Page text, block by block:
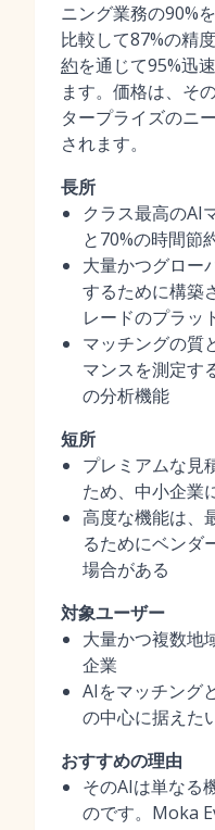
ニング業務の90%
比較して87%の精度
約を通じて95%迅
ます。価格は、そ
タープライズのニ
されます。
長所
クラス最高のAI
と70%の時間節
大量かつグロー
するために構築
レードのプラッ
マッチングの質
マンスを測定す
の分析機能
短所
プレミアムな見
ため、中小企業
高度な機能は、
るためにベンダ
場合がある
対象ユーザー
大量かつ複数地
企業
AIをマッチング
の中心に据えた
おすすめの理由
そのAIは単なる
のです。Moka